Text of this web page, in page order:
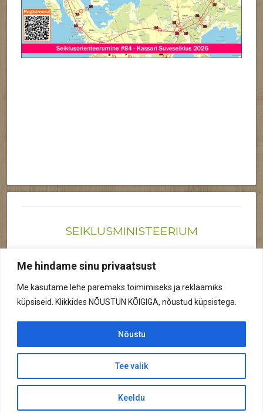
Me hindame sinu privaatsust
Me kasutame lehe paremaks toimimiseks ja reklaamiks
küpsiseid. Klikkides NÕUSTUN KÕIGIGA, nõustud küpsistega.
Tee valik
Keeldu
Nõustu
SEIKLUSMINISTEERIUM
Reg nr: 12041719
© 2026 Seiklusministeerium